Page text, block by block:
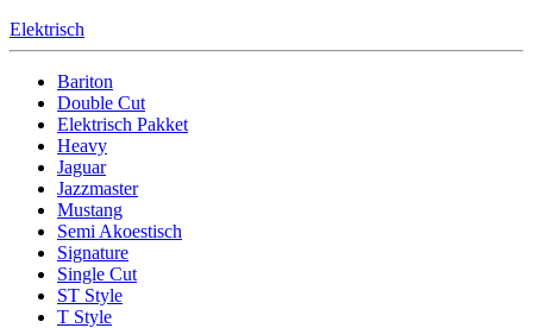
Elektrisch
Bariton
Double Cut
Elektrisch Pakket
Heavy
Jaguar
Jazzmaster
Mustang
Semi Akoestisch
Signature
Single Cut
ST Style
T Style